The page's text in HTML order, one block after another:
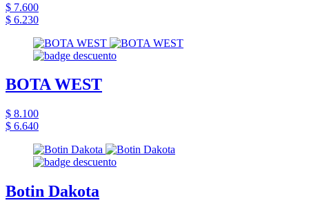
$ 7.600
$ 6.230
BOTA WEST
$ 8.100
$ 6.640
Botin Dakota